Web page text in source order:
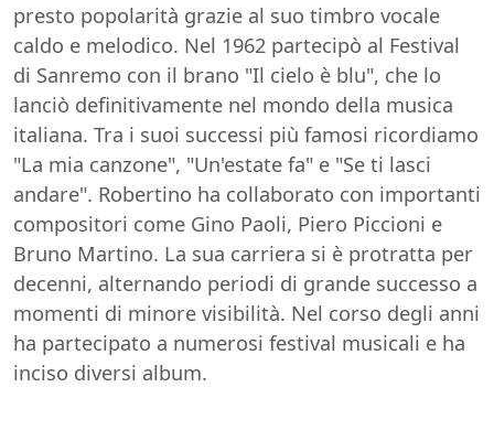
presto popolarità grazie al suo timbro vocale
caldo e melodico. Nel 1962 partecipò al Festival
di Sanremo con il brano "Il cielo è blu", che lo
lanciò definitivamente nel mondo della musica
italiana. Tra i suoi successi più famosi ricordiamo
"La mia canzone", "Un'estate fa" e "Se ti lasci
andare". Robertino ha collaborato con importanti
compositori come Gino Paoli, Piero Piccioni e
Bruno Martino. La sua carriera si è protratta per
decenni, alternando periodi di grande successo a
momenti di minore visibilità. Nel corso degli anni
ha partecipato a numerosi festival musicali e ha
inciso diversi album.